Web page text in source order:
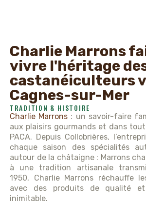
Charlie Marrons
vivre l'héritage
castanéiculteurs
Cagnes-sur-Mer
TRADITION & HISTOIRE
Charlie Marrons : un savoir-faire
aux plaisirs gourmands et dans
PACA. Depuis Collobrières,
chaque saison des spécialités
autour de la châtaigne : Marrons
à une tradition artisanale
1950, Charlie Marrons réchauffe
avec des produits de qualité
inimitable.